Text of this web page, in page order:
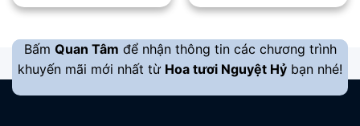
1.100.000 ₫.
Bấm Quan Tâm để nhận thông tin các chương trình
khuyến mãi mới nhất từ Hoa tươi Nguyệt Hỷ bạn nhé!